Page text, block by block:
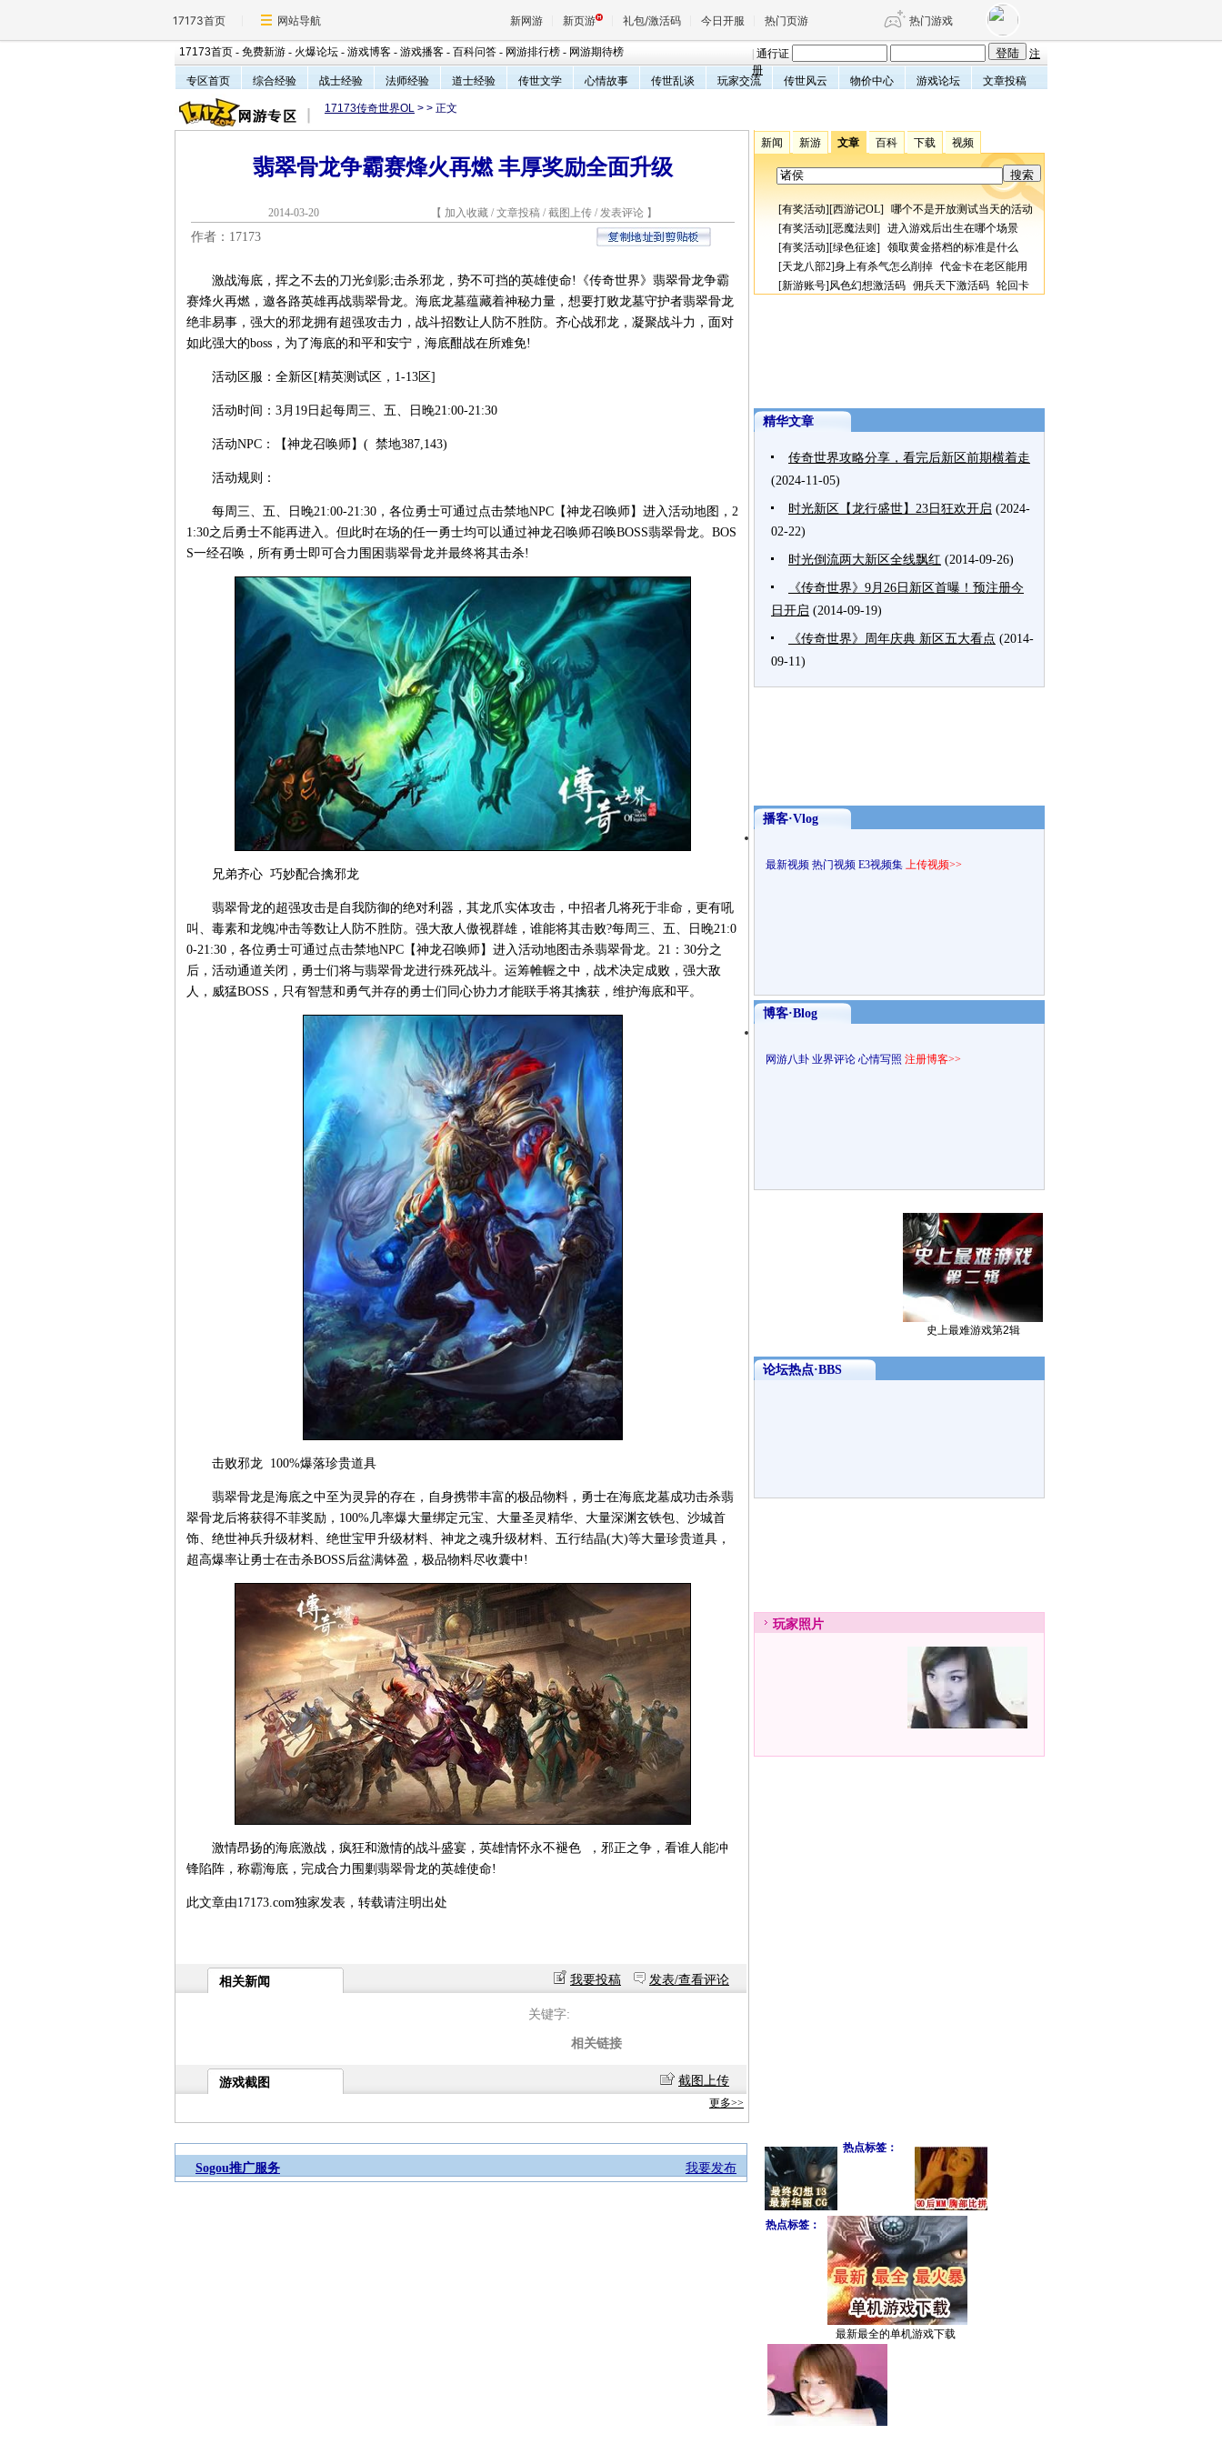
17173首页 网站导航 新网游 新页游 礼包/激活码 今日开服 热门页游 热门游戏
王权与自由 诛仙世界 仙剑世界
17173首页 - 免费新游 - 火爆论坛 - 游戏博客 - 游戏播客 - 百科问答 - 网游排行榜 - 网游期待榜 通行证
注
册
专区首页
综合经验 战士经验 法师经验 道士经验 传世文学 心情故事 传世乱谈 玩家交流 传世风云 物价中心 游戏论坛 文章投稿
17173传奇世界OL > > 正文
翡翠骨龙争霸赛烽火再燃 丰厚奖励全面升级
2014-03-20 【 加入收藏 / 文章投稿 / 截图上传 / 发表评论 】
作者：17173
激战海底，挥之不去的刀光剑影;击杀邪龙，势不可挡的英雄使命!《传奇世界》翡翠骨龙争霸
赛烽火再燃，邀各路英雄再战翡翠骨龙。海底龙墓蕴藏着神秘力量，想要打败龙墓守护者翡翠骨龙
绝非易事，强大的邪龙拥有超强攻击力，战斗招数让人防不胜防。齐心战邪龙，凝聚战斗力，面对
如此强大的boss，为了海底的和平和安宁，海底酣战在所难免!
活动区服：全新区[精英测试区，1-13区]
活动时间：3月19日起每周三、五、日晚21:00-21:30
活动NPC：【神龙召唤师】( 禁地387,143)
活动规则：
每周三、五、日晚21:00-21:30，各位勇士可通过点击禁地NPC【神龙召唤师】进入活动地图，2
1:30之后勇士不能再进入。但此时在场的任一勇士均可以通过神龙召唤师召唤BOSS翡翠骨龙。BOS
S一经召唤，所有勇士即可合力围困翡翠骨龙并最终将其击杀!
兄弟齐心 巧妙配合擒邪龙
翡翠骨龙的超强攻击是自我防御的绝对利器，其龙爪实体攻击，中招者几将死于非命，更有吼
叫、毒素和龙魄冲击等数让人防不胜防。强大敌人傲视群雄，谁能将其击败?每周三、五、日晚21:0
0-21:30，各位勇士可通过点击禁地NPC【神龙召唤师】进入活动地图击杀翡翠骨龙。21：30分之
后，活动通道关闭，勇士们将与翡翠骨龙进行殊死战斗。运筹帷幄之中，战术决定成败，强大敌
人，威猛BOSS，只有智慧和勇气并存的勇士们同心协力才能联手将其擒获，维护海底和平。
击败邪龙 100%爆落珍贵道具
翡翠骨龙是海底之中至为灵异的存在，自身携带丰富的极品物料，勇士在海底龙墓成功击杀翡
翠骨龙后将获得不菲奖励，100%几率爆大量绑定元宝、大量圣灵精华、大量深渊玄铁包、沙城首
饰、绝世神兵升级材料、绝世宝甲升级材料、神龙之魂升级材料、五行结晶(大)等大量珍贵道具，
超高爆率让勇士在击杀BOSS后盆满钵盈，极品物料尽收囊中!
激情昂扬的海底激战，疯狂和激情的战斗盛宴，英雄情怀永不褪色 ，邪正之争，看谁人能冲
锋陷阵，称霸海底，完成合力围剿翡翠骨龙的英雄使命!
此文章由17173.com独家发表，转载请注明出处
相关新闻 我要投稿 发表/查看评论
关键字:
相关链接
游戏截图 截图上传
更多>>
我要发布
Sogou推广服务
新闻 新游 文章 百科 下载 视频
[有奖活动][西游记OL] 哪个不是开放测试当天的活动
[有奖活动][恶魔法则] 进入游戏后出生在哪个场景
[有奖活动][绿色征途] 领取黄金搭档的标准是什么
[天龙八部2]身上有杀气怎么削掉 代金卡在老区能用
[新游账号]风色幻想激活码 佣兵天下激活码 轮回卡
精华文章
传奇世界攻略分享，看完后新区前期横着走
(2024-11-05)
时光新区【龙行盛世】23日狂欢开启 (2024-
02-22)
时光倒流两大新区全线飘红 (2014-09-26)
《传奇世界》9月26日新区首曝！预注册今
日开启 (2014-09-19)
《传奇世界》周年庆典 新区五大看点 (2014-
09-11)
播客·Vlog
热点标签：
最新视频 热门视频 E3视频集 上传视频>>
博客·Blog
热点标签：
网游八卦 业界评论 心情写照 注册博客>>
最新最全的单机游戏下载
史上最难游戏第2辑
论坛热点·BBS
玩家照片